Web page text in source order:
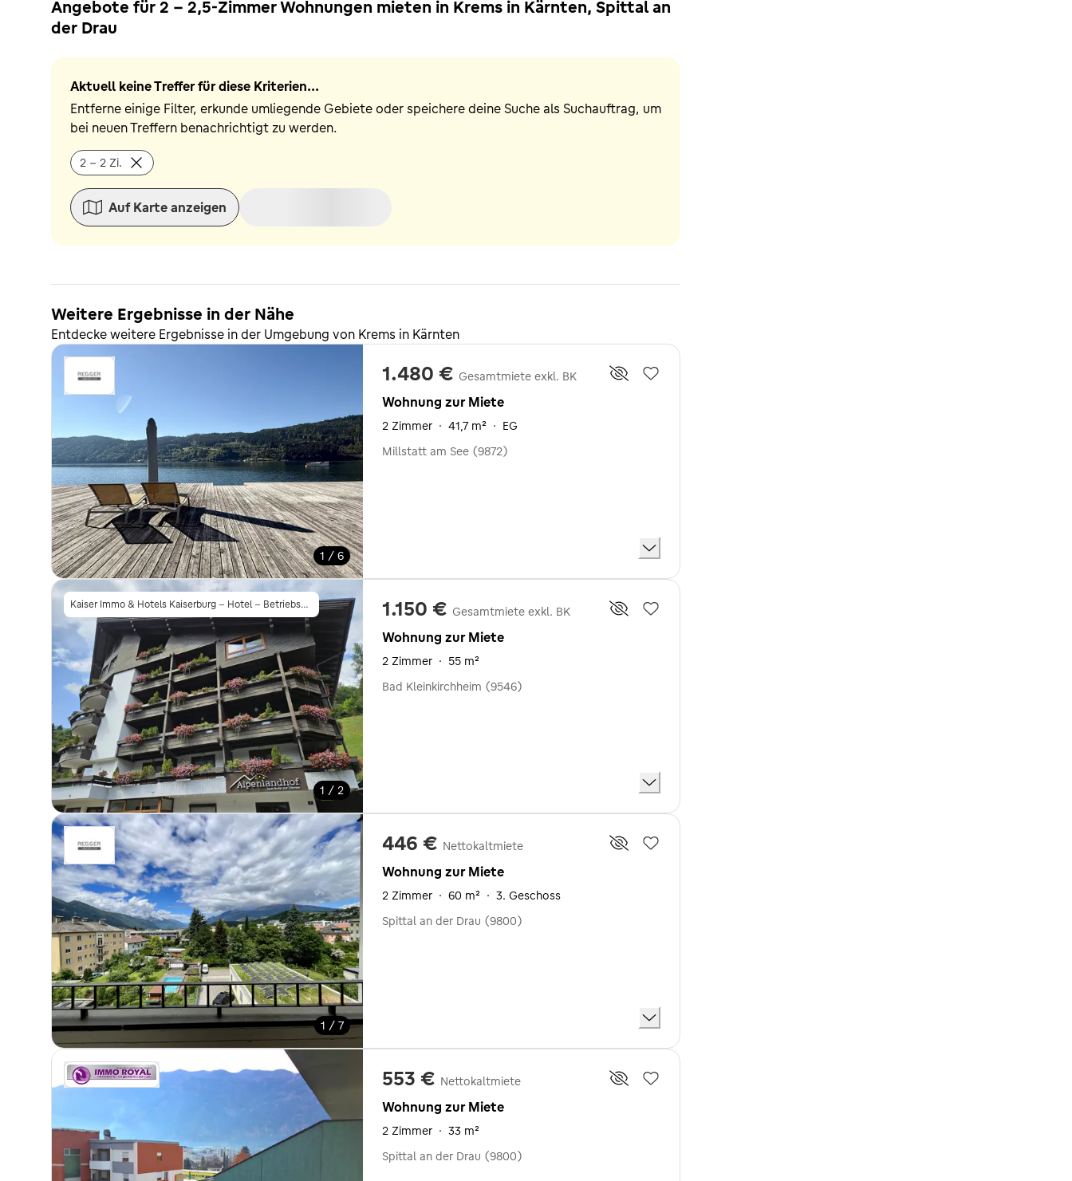
Angebote für 2 - 2,5-Zimmer Wohnungen mieten in Krems in Kärnten, Spittal an
der Drau
Aktuell keine Treffer für diese Kriterien...
Entferne einige Filter, erkunde umliegende Gebiete oder speichere deine Suche als Suchauftrag, um
bei neuen Treffern benachrichtigt zu werden.
2 - 2 Zi.
Auf Karte anzeigen
Weitere Ergebnisse in der Nähe
Entdecke weitere Ergebnisse in der Umgebung von Krems in Kärnten
1 / 6
1.480 € Gesamtmiete exkl. BK
Wohnung zur Miete
2 Zimmer · 41,7 m² · EG
Millstatt am See (9872)
Kaiser Immo & Hotels Kaiserburg - Hotel - Betriebsgesellschaft m.b.H.
1 / 2
1.150 € Gesamtmiete exkl. BK
Wohnung zur Miete
2 Zimmer · 55 m²
Bad Kleinkirchheim (9546)
1 / 7
446 € Nettokaltmiete
Wohnung zur Miete
2 Zimmer · 60 m² · 3. Geschoss
Spittal an der Drau (9800)
553 € Nettokaltmiete
Wohnung zur Miete
2 Zimmer · 33 m²
Spittal an der Drau (9800)